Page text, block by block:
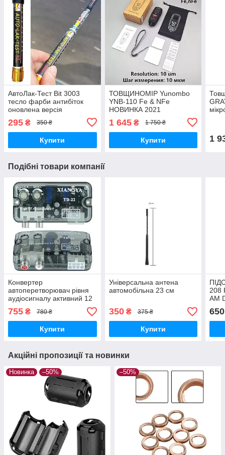
АвтоЛак-Тест Bit 3003
тесло фарби антибіток
оновлена версія
295 ₴ 350 ₴
Купити
ТОВЩИНОМІР Yunombo
YNB-110 Fe & NFe
НОВИНКА 2021
1 645₴ 1 750 ₴
Купити 1
Подібні товари компанії
Конвертер
автоперетворювач рівня
аудіосигналу активний 12
В, з регулюванням
чутливості xiangya TD-22
755 ₴ 780 ₴
Купити
Універсальна антена
автомобільна 23 см
350₴ 375 ₴
Купити
208
AM
650
Акційні пропозиції та новинки
Новинка –50% –50%